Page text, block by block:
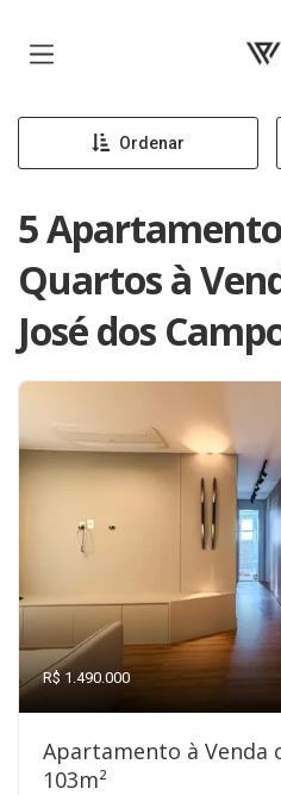
Ordenar
5
Quartos à
José dos
R$ 1.490.000
Apartamento à Venda
103m²